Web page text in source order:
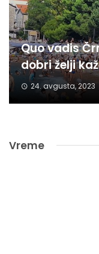
Quo vadis
dobri želji
24. avgusta, 2023
Vreme